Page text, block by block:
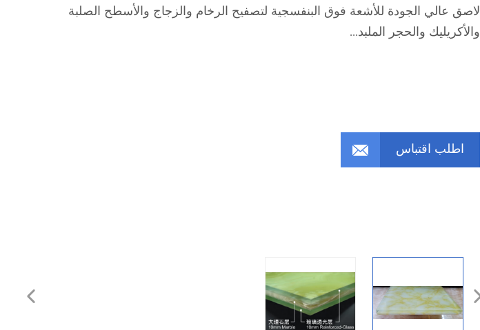
لاصق عالي الجودة للأشعة فوق البنفسجية لتصفيح الرخام والزجاج والأسطح الصلبة
والأكريليك والحجر الملبد...
اطلب اقتباس